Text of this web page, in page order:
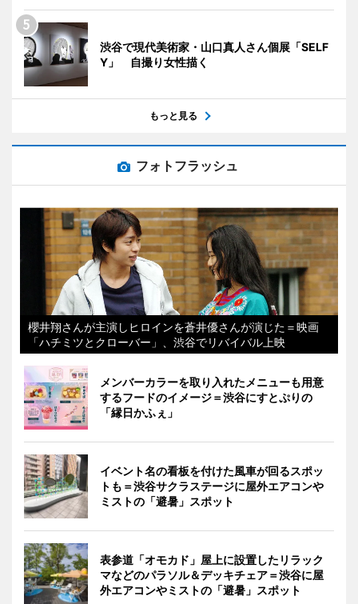
渋谷で現代美術家・山口真人さん個展「SELF
Y」 自撮り女性描く
もっと見る
フォトフラッシュ
櫻井翔さんが主演しヒロインを蒼井優さんが演じた＝映画
「ハチミツとクローバー」、渋谷でリバイバル上映
メンバーカラーを取り入れたメニューも用意
するフードのイメージ＝渋谷にすとぷりの
「縁日かふぇ」
イベント名の看板を付けた風車が回るスポッ
トも＝渋谷サクラステージに屋外エアコンや
ミストの「避暑」スポット
表参道「オモカド」屋上に設置したリラック
マなどのパラソル＆デッキチェア＝渋谷に屋
外エアコンやミストの「避暑」スポット